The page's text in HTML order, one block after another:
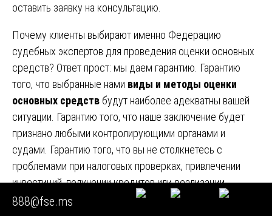
оставить заявку на консультацию.
Почему клиенты выбирают именно Федерацию
судебных экспертов для проведения оценки основных
средств? Ответ прост: мы даем гарантию. Гарантию
того, что выбранные нами виды и методы оценки
основных средств будут наиболее адекватны вашей
ситуации. Гарантию того, что наше заключение будет
признано любыми контролирующими органами и
судами. Гарантию того, что вы не столкнетесь с
проблемами при налоговых проверках, привлечении
инвестиций, получении кредитов или реализации
имущества.
888@fse.ms